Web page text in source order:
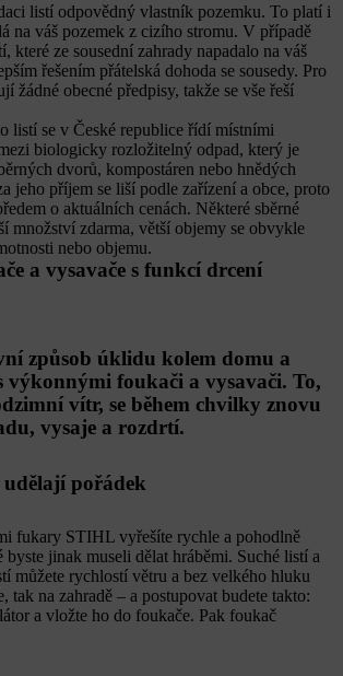
listí odpovědný vlastník pozemku. To platí i
na váš pozemek z cizího stromu. V případě
které ze sousední zahrady napadalo na váš
řešením přátelská dohoda se sousedy. Pro
žádné obecné předpisy, takže se vše řeší
listí se v České republice řídí místními
biologicky rozložitelný odpad, který je
dvorů, kompostáren nebo hnědých
jeho příjem se liší podle zařízení a obce, proto
o aktuálních cenách. Některé sběrné
množství zdarma, větší objemy se obvykle
nebo objemu.
a vysavače s funkcí drcení
způsob úklidu kolem domu a
výkonnými foukači a vysavači. To,
vítr, se během chvilky znovu
vysaje a rozdrtí.
pořádek
fukary STIHL vyřešíte rychle a pohodlně
byste jinak museli dělat hráběmi. Suché listí a
můžete rychlostí větru a bez velkého hluku
tak na zahradě – a postupovat budete takto:
a vložte ho do foukače. Pak foukač